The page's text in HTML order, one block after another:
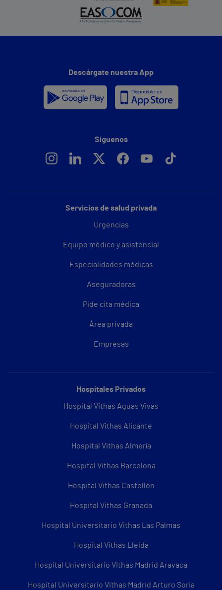
Servicios de salud privada
Urgencias
Equipo médico y asistencial
Especialidades médicas
Aseguradoras
Pide cita médica
Área privada
Empresas
Hospitales Privados
Hospital Vithas Aguas Vivas
Hospital Vithas Alicante
Hospital Vithas Almería
Hospital Vithas Barcelona
Hospital Vithas Castellón
Hospital Vithas Granada
Hospital Universitario Vithas Las Palmas
Hospital Vithas Lleida
Hospital Universitario Vithas Madrid Aravaca
Hospital Universitario Vithas Madrid Arturo Soria
Descárgate nuestra App
Síguenos